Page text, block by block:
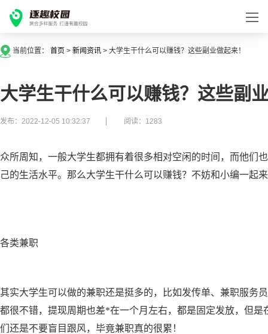
当前位置： 首页 > 新闻资讯 > 大学生干什么可以赚钱？这些副业做起来！
大学生干什么可以赚钱？这些副
发布：2022-12-05 10:32:37 阅读：1283
众所周知，一般大学生都拥有着很多相对空闲的时间，而他们
己的生活水平。那么大学生干什么可以赚钱？不妨和小编一起
各类兼职
其实大学生可以做的兼职还是挺多的，比如发传单、兼职服务
都很不错，提现周期也差*在一个月左右，都是固定发放，但
们还是不要盲目跟风，毕竟兼职真的很累！